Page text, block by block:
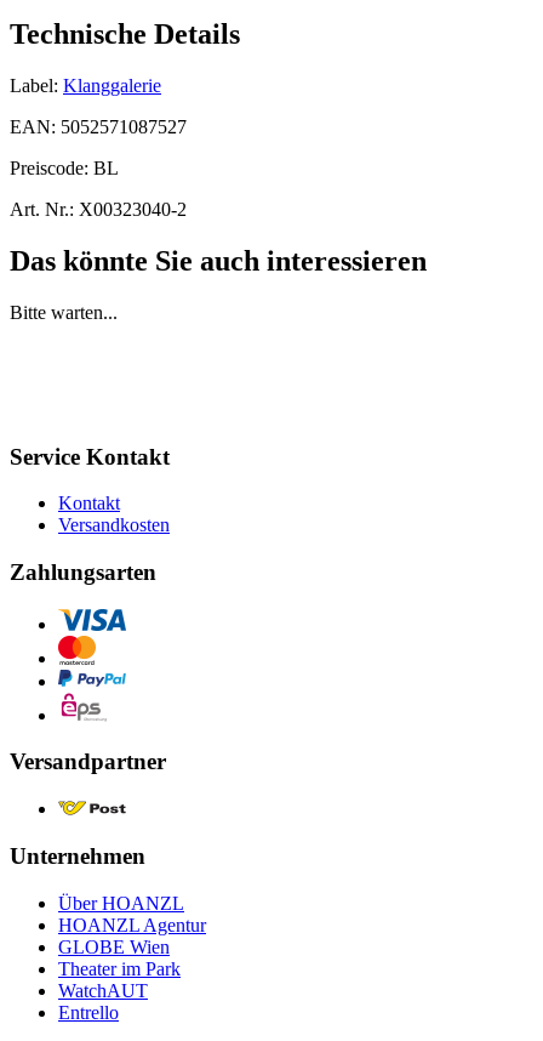
Technische Details
Label: Klanggalerie
EAN: 5052571087527
Preiscode: BL
Art. Nr.: X00323040-2
Das könnte Sie auch interessieren
Bitte warten...
Service Kontakt
Kontakt
Versandkosten
Zahlungsarten
Versandpartner
Unternehmen
Über HOANZL
HOANZL Agentur
GLOBE Wien
Theater im Park
WatchAUT
Entrello